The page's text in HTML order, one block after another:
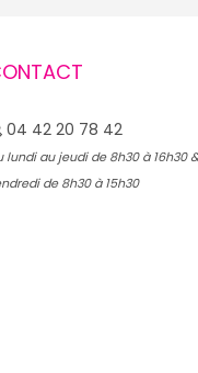
04 42 20 78 42
lundi au jeudi de 8h30 à 16h30
de 8h30 à 15h30